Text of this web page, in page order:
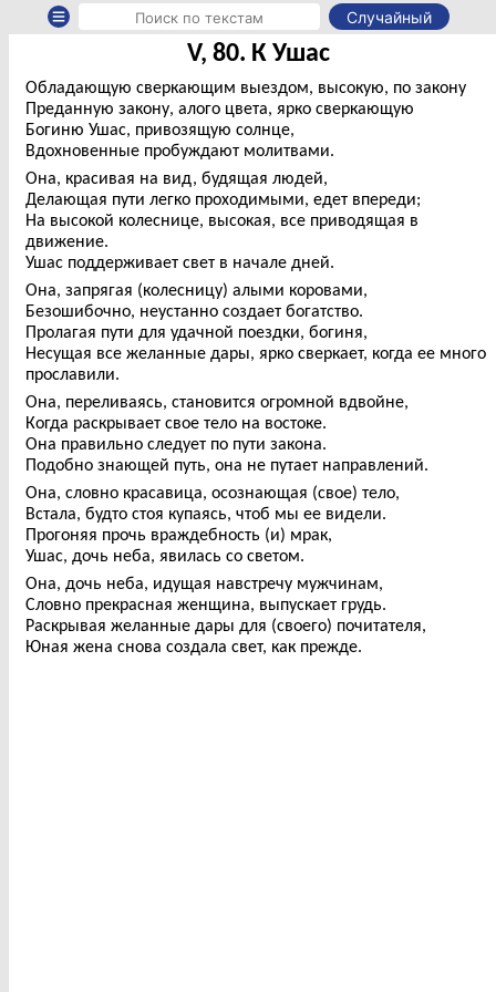
Случайный
V, 80. К Ушас
Обладающую сверкающим выездом, высокую, по закону
Преданную закону, алого цвета, ярко сверкающую
Богиню Ушас, привозящую солнце,
Вдохновенные пробуждают молитвами.
Она, красивая на вид, будящая людей,
Делающая пути легко проходимыми, едет впереди;
На высокой колеснице, высокая, все приводящая в
движение.
Ушас поддерживает свет в начале дней.
Она, запрягая (колесницу) алыми коровами,
Безошибочно, неустанно создает богатство.
Пролагая пути для удачной поездки, богиня,
Несущая все желанные дары, ярко сверкает, когда ее много
прославили.
Она, переливаясь, становится огромной вдвойне,
Когда раскрывает свое тело на востоке.
Она правильно следует по пути закона.
Подобно знающей путь, она не путает направлений.
Она, словно красавица, осознающая (свое) тело,
Встала, будто стоя купаясь, чтоб мы ее видели.
Прогоняя прочь враждебность (и) мрак,
Ушас, дочь неба, явилась со светом.
Она, дочь неба, идущая навстречу мужчинам,
Словно прекрасная женщина, выпускает грудь.
Раскрывая желанные дары для (своего) почитателя,
Юная жена снова создала свет, как прежде.